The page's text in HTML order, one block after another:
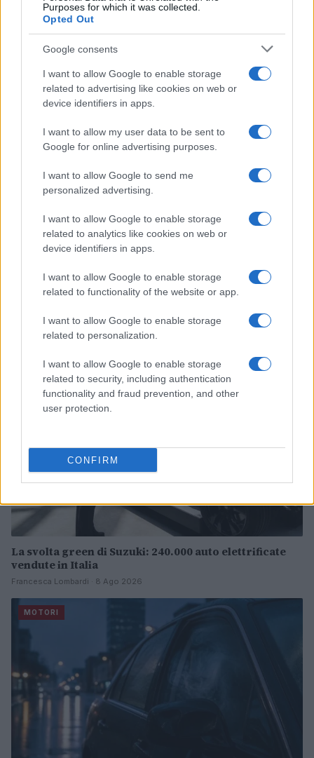
Purposes for which it was collected.
Opted Out
Google consents
I want to allow Google to enable storage
related to advertising like cookies on web or
device identifiers in apps.
I want to allow my user data to be sent to
Google for online advertising purposes.
I want to allow Google to send me
personalized advertising.
I want to allow Google to enable storage
related to analytics like cookies on web or
device identifiers in apps.
I want to allow Google to enable storage
related to functionality of the website or app.
I want to allow Google to enable storage
related to personalization.
I want to allow Google to enable storage
related to security, including authentication
functionality and fraud prevention, and other
user protection.
CONFIRM
Continua a leggere
La svolta green di Suzuki: 240.000 auto elettrificate
vendute in Italia
Francesca Lombardi · 8 Ago 2026
MOTORI